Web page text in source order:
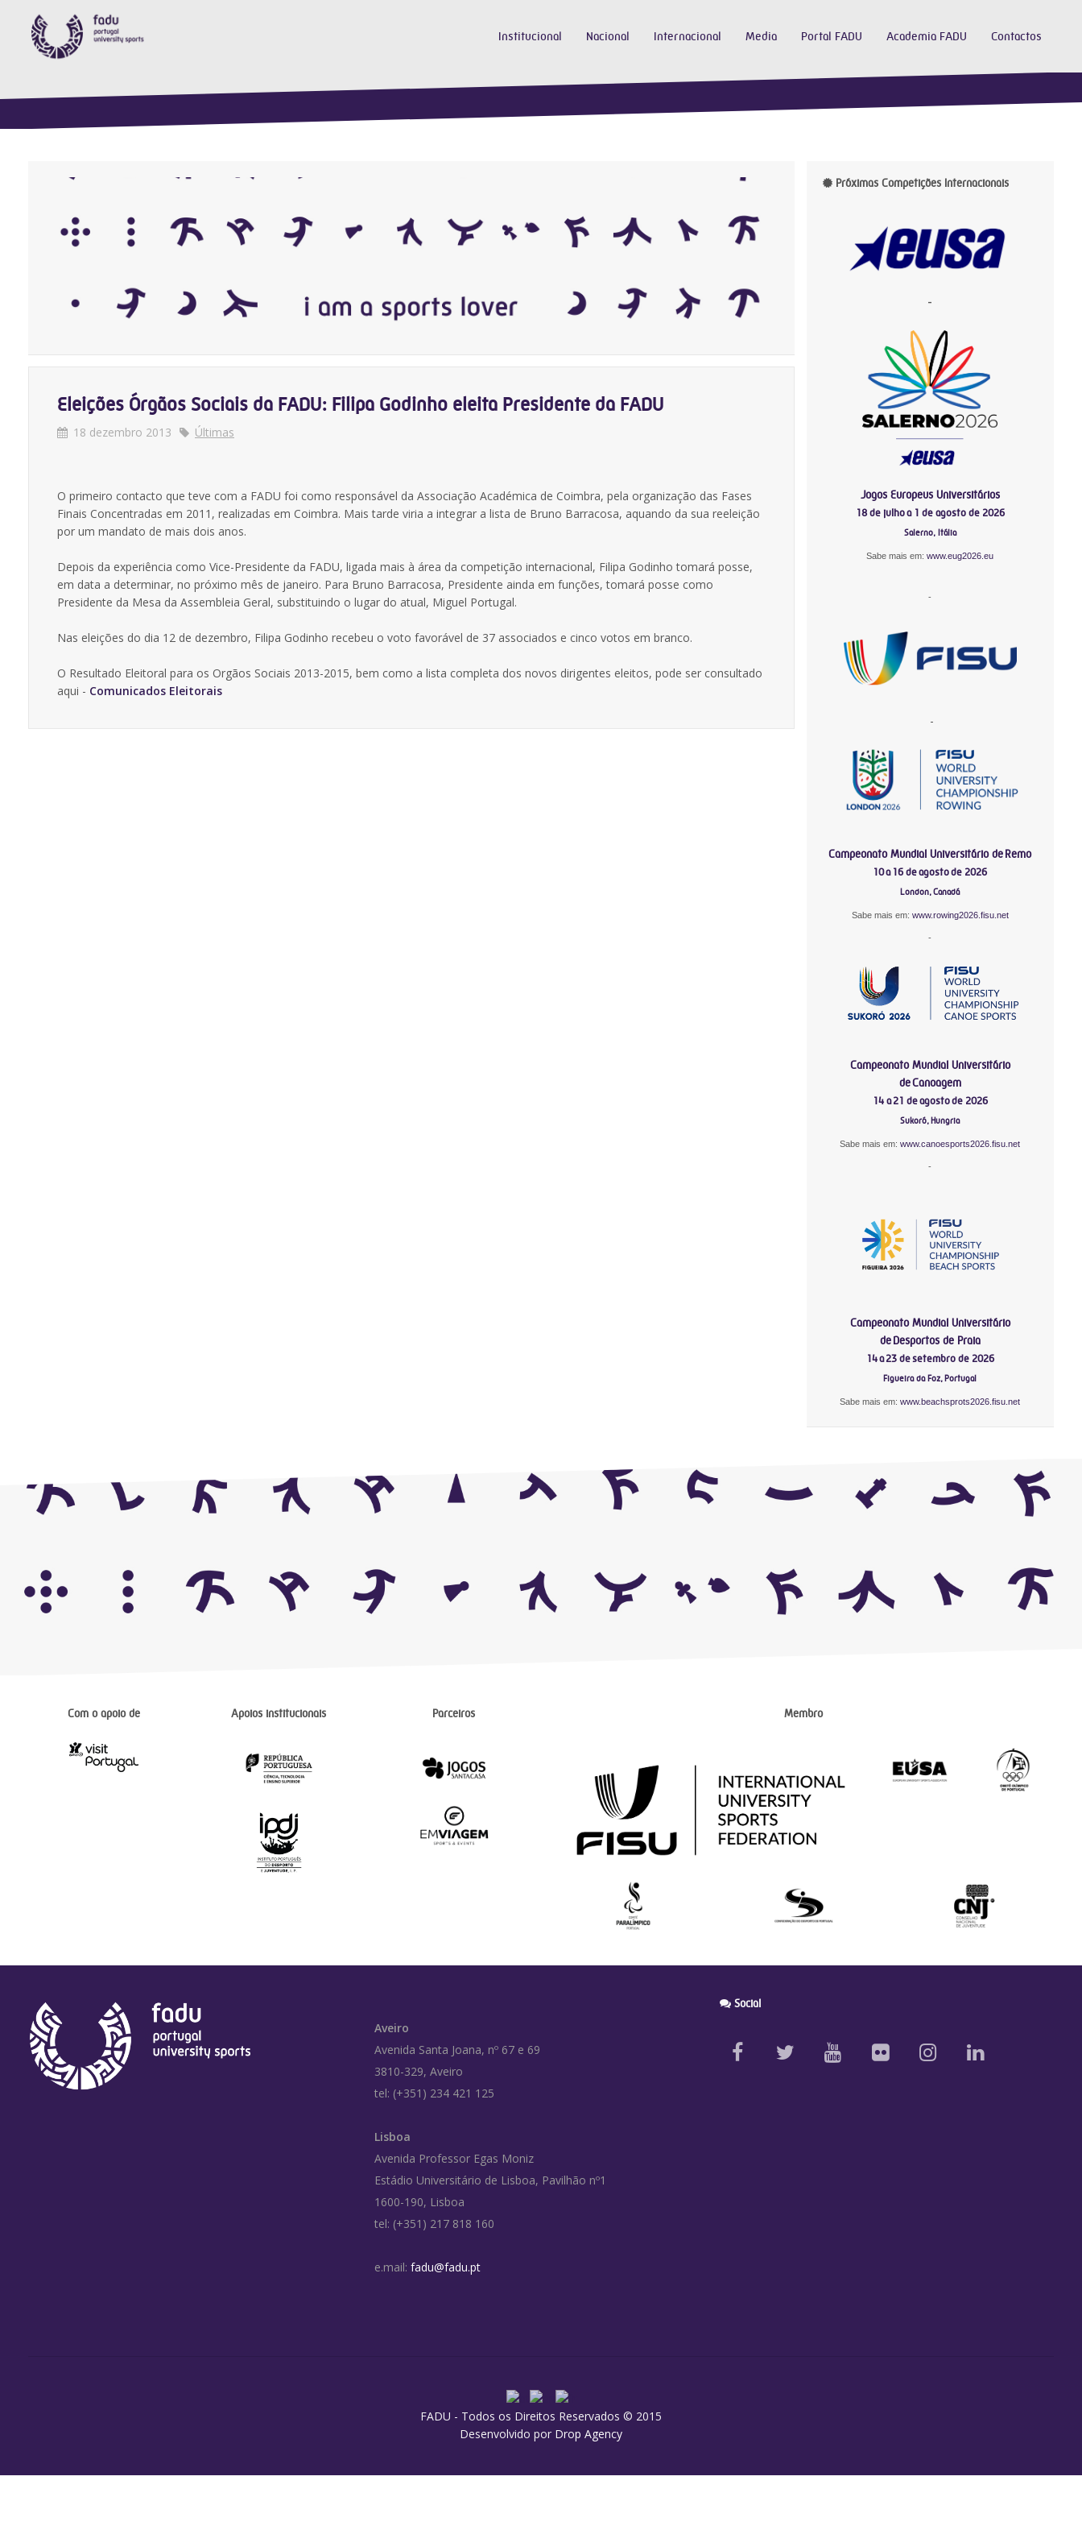
Institucional Nacional Internacional Media Portal FADU Academia FADU Contactos
Eleições Órgãos Sociais da FADU: Filipa Godinho eleita Presidente da FADU
18 dezembro 2013 Últimas
O primeiro contacto que teve com a FADU foi como responsável da Associação Académica de Coimbra, pela organização das Fases
Finais Concentradas em 2011, realizadas em Coimbra. Mais tarde viria a integrar a lista de Bruno Barracosa, aquando da sua reeleição
por um mandato de mais dois anos.
Depois da experiência como Vice-Presidente da FADU, ligada mais à área da competição internacional, Filipa Godinho tomará posse,
em data a determinar, no próximo mês de janeiro. Para Bruno Barracosa, Presidente ainda em funções, tomará posse como
Presidente da Mesa da Assembleia Geral, substituindo o lugar do atual, Miguel Portugal.
Nas eleições do dia 12 de dezembro, Filipa Godinho recebeu o voto favorável de 37 associados e cinco votos em branco.
O Resultado Eleitoral para os Orgãos Sociais 2013-2015, bem como a lista completa dos novos dirigentes eleitos, pode ser consultado
aqui - Comunicados Eleitorais
Próximas Competições Internacionais
-
Jogos Europeus Universitários
18 de julho a 1 de agosto de 2026
Salerno, Itália
Sabe mais em:www.eug2026.eu
-
-
Campeonato Mundial Universitário de Remo
10 a 16 de agosto de 2026
London, Canadá
Sabe mais em: www.rowing2026.fisu.net
-
Campeonato Mundial Universitário
de Canoagem
14 a 21 de agosto de 2026
Sukoró, Hungria
Sabe mais em:www.canoesports2026.fisu.net
-
Campeonato Mundial Universitário
de Desportos de Praia
14 a 23 de setembro de 2026
Figueira da Foz, Portugal
Sabe mais em:www.beachsprots2026.fisu.net
Com o apoio de Apoios institucionais Parceiros Membro
Aveiro
Avenida Santa Joana, nº 67 e 69
3810-329, Aveiro
tel: (+351) 234 421 125
Lisboa
Avenida Professor Egas Moniz
Estádio Universitário de Lisboa, Pavilhão nº1
1600-190, Lisboa
tel: (+351) 217 818 160
e.mail: fadu@fadu.pt
Social
FADU - Todos os Direitos Reservados © 2015
Desenvolvido por Drop Agency